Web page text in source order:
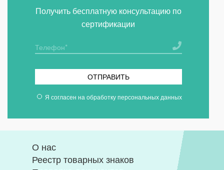
Получить бесплатную консультацию по
сертификации
ОТПРАВИТЬ
Я согласен на обработку персональных данных
О нас
Реестр товарных знаков